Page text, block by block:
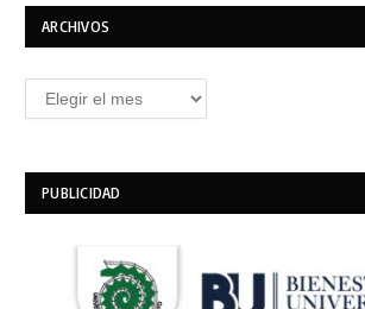
ARCHIVOS
Archivos
PUBLICIDAD